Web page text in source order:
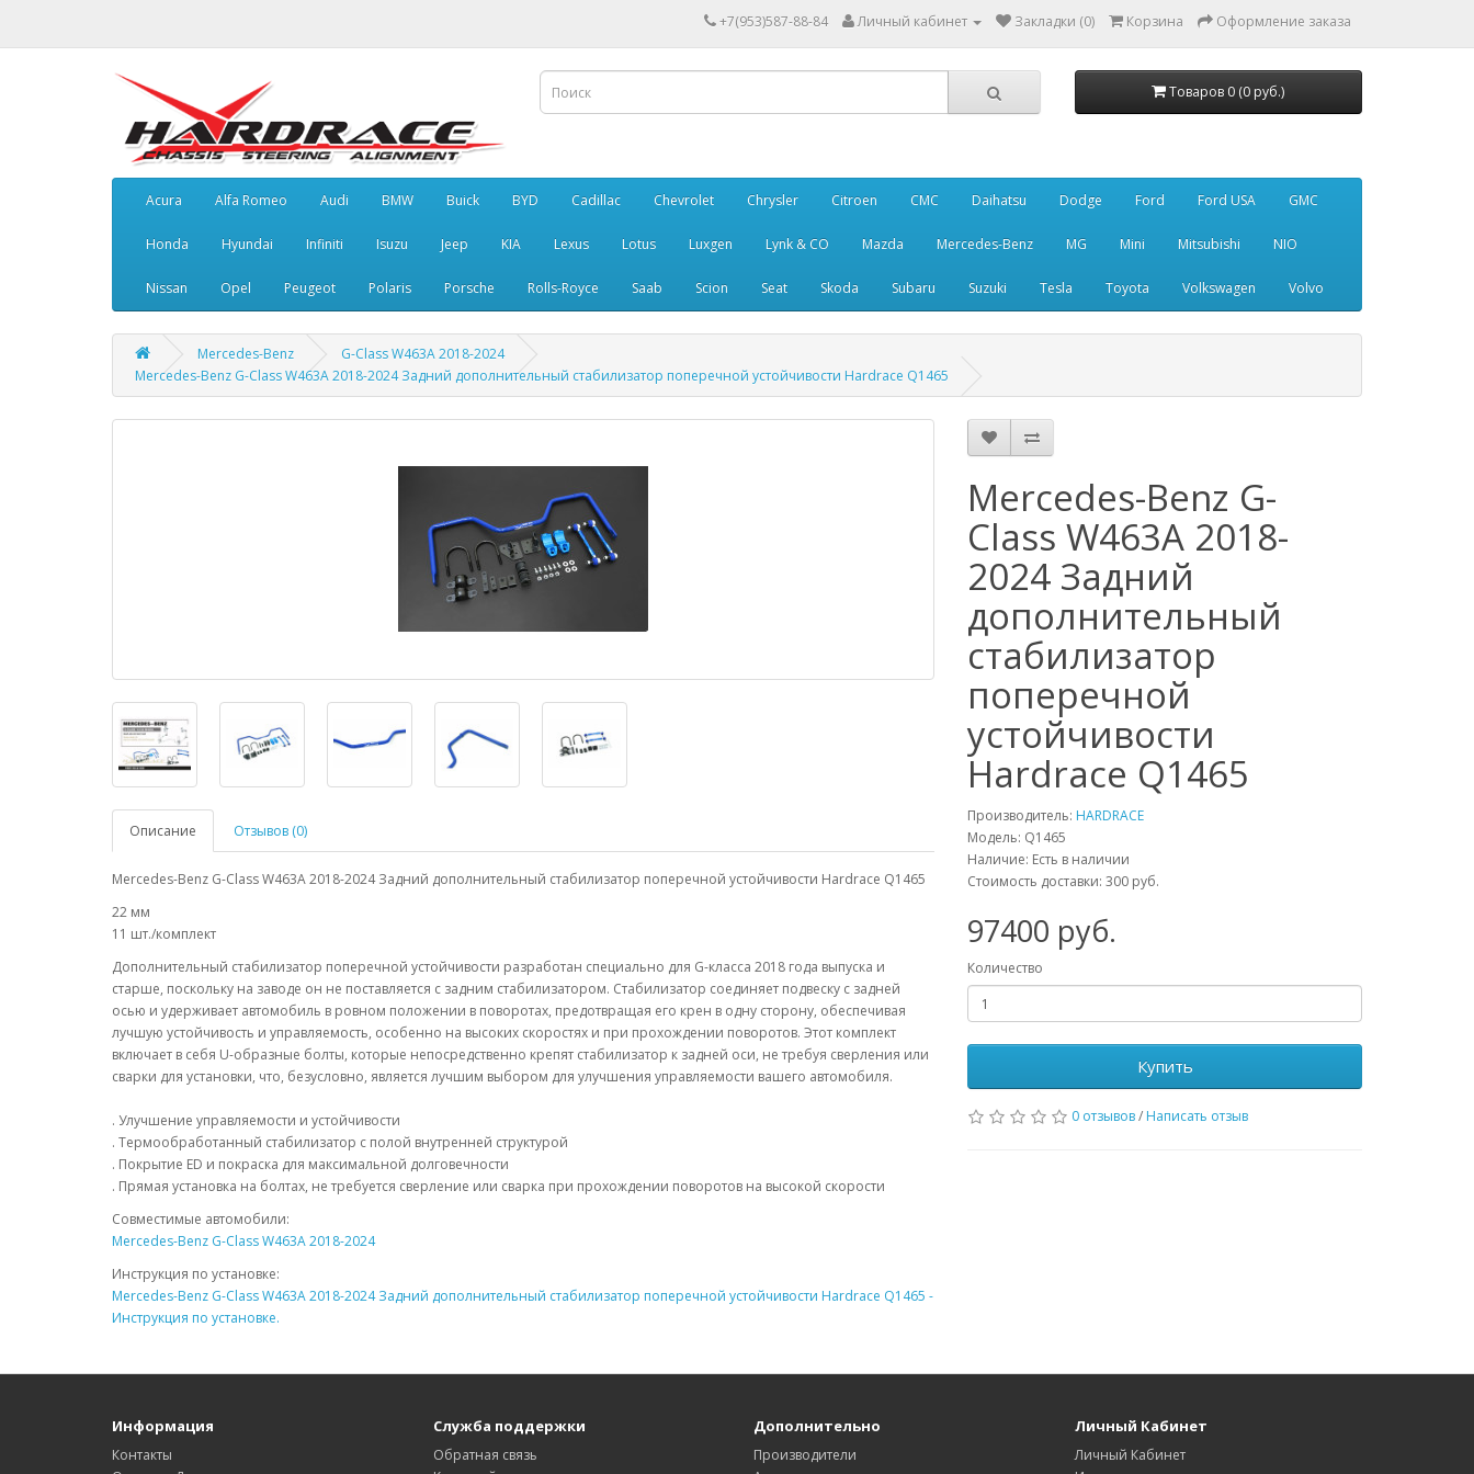
+7(953)587-88-84 Личный кабинет Закладки (0) Корзина Оформление заказа
Товаров 0 (0 руб.)
Acura Alfa Romeo Audi BMW Buick BYD Cadillac Chevrolet Chrysler Citroen CMC Daihatsu Dodge Ford Ford USA GMC
Honda Hyundai Infiniti Isuzu Jeep KIA Lexus Lotus Luxgen Lynk & CO Mazda Mercedes-Benz MG Mini Mitsubishi NIO
Nissan Opel Peugeot Polaris Porsche Rolls-Royce Saab Scion Seat Skoda Subaru Suzuki Tesla Toyota Volkswagen Volvo
Mercedes-Benz
G-Class W463A 2018-2024
Mercedes-Benz G-Class W463A 2018-2024 Задний дополнительный стабилизатор поперечной устойчивости Hardrace Q1465
Описание Отзывов (0)
Mercedes-Benz G-Class W463A 2018-2024 Задний дополнительный стабилизатор поперечной устойчивости Hardrace Q1465
22 мм
11 шт./комплект
Дополнительный стабилизатор поперечной устойчивости разработан специально для G-класса 2018 года выпуска и
старше, поскольку на заводе он не поставляется с задним стабилизатором. Стабилизатор соединяет подвеску с задней
осью и удерживает автомобиль в ровном положении в поворотах, предотвращая его крен в одну сторону, обеспечивая
лучшую устойчивость и управляемость, особенно на высоких скоростях и при прохождении поворотов. Этот комплект
включает в себя U-образные болты, которые непосредственно крепят стабилизатор к задней оси, не требуя сверления или
сварки для установки, что, безусловно, является лучшим выбором для улучшения управляемости вашего автомобиля.
. Улучшение управляемости и устойчивости
. Термообработанный стабилизатор с полой внутренней структурой
. Покрытие ED и покраска для максимальной долговечности
. Прямая установка на болтах, не требуется сверление или сварка при прохождении поворотов на высокой скорости
Совместимые автомобили:
Mercedes-Benz G-Class W463A 2018-2024
Инструкция по установке:
Mercedes-Benz G-Class W463A 2018-2024 Задний дополнительный стабилизатор поперечной устойчивости Hardrace Q1465 -
Инструкция по установке.
Mercedes-Benz G-
Class W463A 2018-
2024 Задний
дополнительный
стабилизатор
поперечной
устойчивости
Hardrace Q1465
Производитель: HARDRACE
Модель: Q1465
Наличие: Есть в наличии
Стоимость доставки: 300 руб.
97400 руб.
Количество
Купить
0 отзывов/ Написать отзыв
Информация
Контакты
Служба поддержки
Обратная связь
Дополнительно
Производители
Личный Кабинет
Личный Кабинет